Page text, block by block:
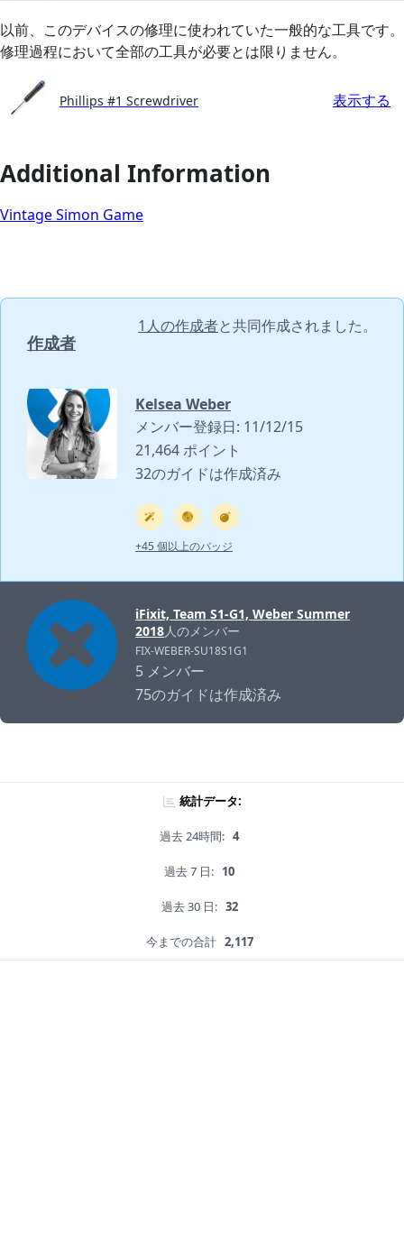
以前、このデバイスの修理に使われていた一般的な工具です。
修理過程において全部の工具が必要とは限りません。
Phillips #1 Screwdriver 表示する
Additional Information
Vintage Simon Game
作成者
1人の作成者と共同作成されました。
Kelsea Weber
メンバー登録日: 11/12/15
21,464 ポイント
32のガイドは作成済み
+45 個以上のバッジ
iFixit, Team S1-G1, Weber Summer
2018人のメンバー
FIX-WEBER-SU18S1G1
5 メンバー
75のガイドは作成済み
統計データ:
過去 24時間: 4
過去 7 日: 10
過去 30 日: 32
今までの合計 2,117